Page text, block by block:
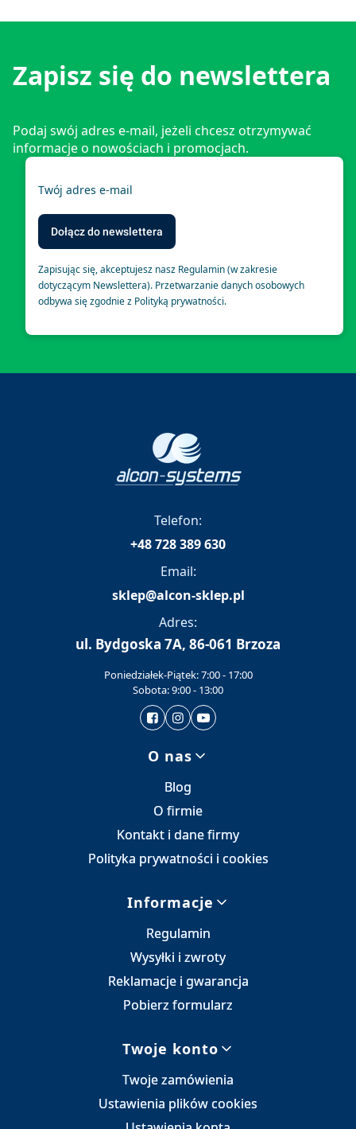
Zapisz się do newslettera
Podaj swój adres e-mail, jeżeli chcesz otrzymywać
informacje o nowościach i promocjach.
Twój adres e-mail
Dołącz do newslettera
Zapisując się, akceptujesz nasz Regulamin (w zakresie
dotyczącym Newslettera). Przetwarzanie danych osobowych
odbywa się zgodnie z Polityką prywatności.
Telefon:
+48 728 389 630
Email:
sklep@alcon-sklep.pl
Adres:
ul. Bydgoska 7A, 86-061 Brzoza
Poniedziałek-Piątek: 7:00 - 17:00
Sobota: 9:00 - 13:00
O nas
Blog
O firmie
Kontakt i dane firmy
Polityka prywatności i cookies
Informacje
Regulamin
Wysyłki i zwroty
Reklamacje i gwarancja
Pobierz formularz
Twoje konto
Twoje zamówienia
Ustawienia plików cookies